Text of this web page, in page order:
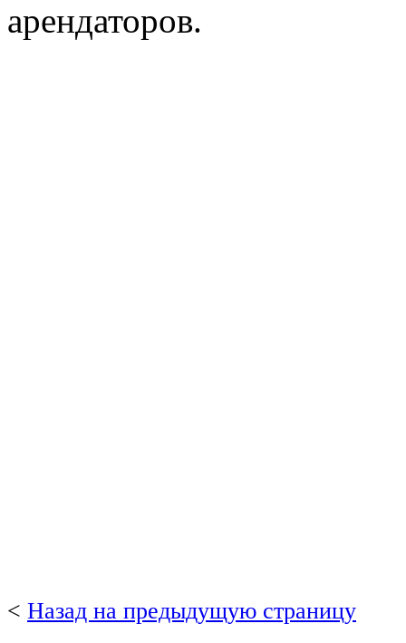
арендаторов.
< Назад на предыдущую страницу